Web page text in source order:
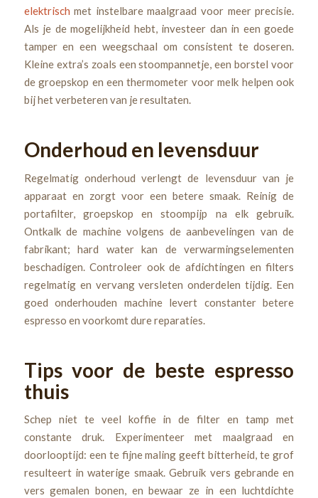
elektrisch met instelbare maalgraad voor meer precisie.
Als je de mogelijkheid hebt, investeer dan in een goede
tamper en een weegschaal om consistent te doseren.
Kleine extra’s zoals een stoompannetje, een borstel voor
de groepskop en een thermometer voor melk helpen ook
bij het verbeteren van je resultaten.
Onderhoud en levensduur
Regelmatig onderhoud verlengt de levensduur van je
apparaat en zorgt voor een betere smaak. Reinig de
portafilter, groepskop en stoompijp na elk gebruik.
Ontkalk de machine volgens de aanbevelingen van de
fabrikant; hard water kan de verwarmingselementen
beschadigen. Controleer ook de afdichtingen en filters
regelmatig en vervang versleten onderdelen tijdig. Een
goed onderhouden machine levert constanter betere
espresso en voorkomt dure reparaties.
Tips voor de beste espresso
thuis
Schep niet te veel koffie in de filter en tamp met
constante druk. Experimenteer met maalgraad en
doorlooptijd: een te fijne maling geeft bitterheid, te grof
resulteert in waterige smaak. Gebruik vers gebrande en
vers gemalen bonen, en bewaar ze in een luchtdichte